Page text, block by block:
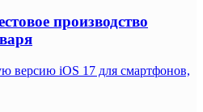
производство
версию iOS 17 для смартфонов,